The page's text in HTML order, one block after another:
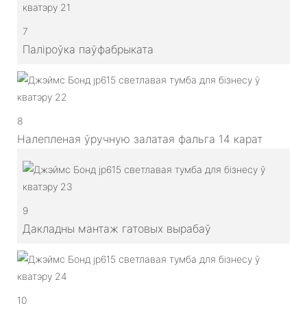
7
Паліроўка паўфабрыката
8
Налепленая ўручную залатая фальга 14 карат
9
Дакладны мантаж гатовых вырабаў
10